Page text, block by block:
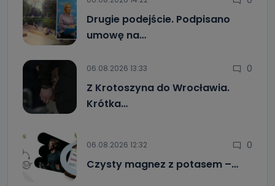
Drugie podejście. Podpisano
umowę na…
06.08.2026 13:33 0
Z Krotoszyna do Wrocławia.
Krótka…
06.08.2026 12:32 0
Czysty magnez z potasem –…